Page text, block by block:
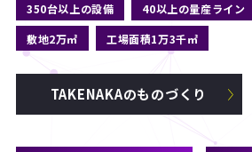
350台以上の設備 40以上の量産ライン
敷地2万㎡
工場面積1万3千㎡
TAKENAKAのものづくり